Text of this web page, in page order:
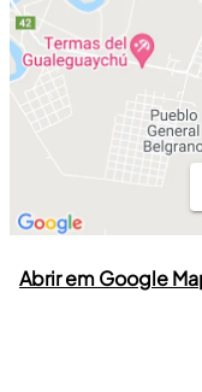
Abrir em Google